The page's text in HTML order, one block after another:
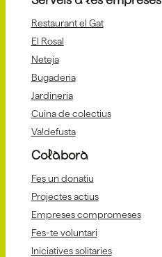
Restaurant el Gat
El Rosal
Neteja
Bugaderia
Jardineria
Cuina de colectius
Va!defusta
Colabora
Fes un donatiu
Projectes actius
Empreses compromeses
Fes-te voluntari
Iniciatives solitaries